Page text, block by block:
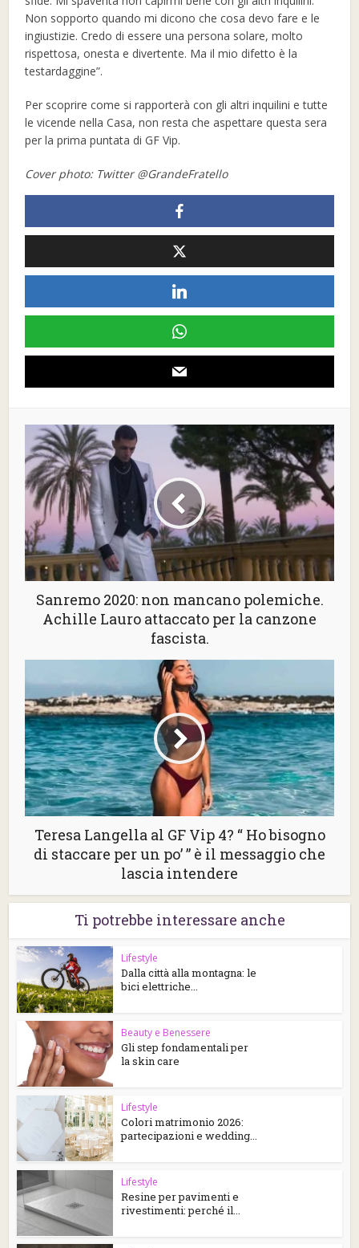
Non sopporto quando mi dicono che cosa devo fare e le
ingiustizie. Credo di essere una persona solare, molto
rispettosa, onesta e divertente. Ma il mio difetto è la
testardaggine”.
Per scoprire come si rapporterà con gli altri inquilini e tutte
le vicende nella Casa, non resta che aspettare questa sera
per la prima puntata di GF Vip.
Cover photo: Twitter @GrandeFratello
Sanremo 2020: non mancano polemiche.
Achille Lauro attaccato per la canzone
fascista.
Teresa Langella al GF Vip 4? “ Ho bisogno
di staccare per un po’ ” è il messaggio che
lascia intendere
Ti potrebbe interessare anche
Lifestyle
Dalla città alla montagna: le
bici elettriche...
Beauty e Benessere
Gli step fondamentali per
la skin care
Lifestyle
Colori matrimonio 2026:
partecipazioni e wedding...
Lifestyle
Resine per pavimenti e
rivestimenti: perché il...